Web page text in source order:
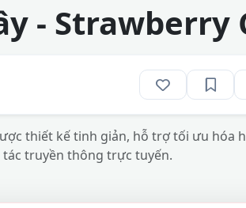
- Strawberry
thiết kế tinh giản, hỗ trợ tối ưu hóa
tác truyền thông trực tuyến.